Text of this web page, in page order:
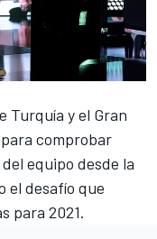
Turquía y el Gran
comprobar
equipo desde la
el desafío que
para 2021.